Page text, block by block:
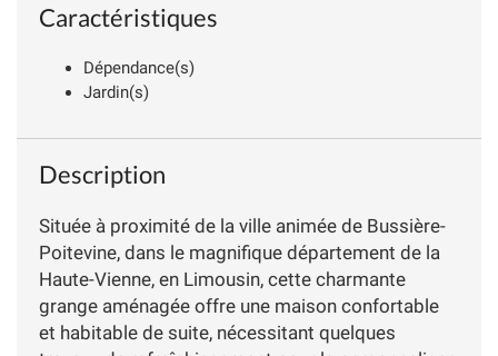
Caractéristiques
Dépendance(s)
Jardin(s)
Description
Située à proximité de la ville animée de Bussière-
Poitevine, dans le magnifique département de la
Haute-Vienne, en Limousin, cette charmante
grange aménagée offre une maison confortable
et habitable de suite, nécessitant quelques